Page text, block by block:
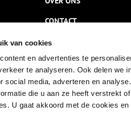
van cookies
en advertenties te
te analyseren. Ook delen we
social media, adverteren en
die u aan ze heeft verstrekt
U gaat akkoord met de cookies en
CONTACT
NIEUWSBRIEF
DISCLAIMER
PRIVACY
TOEGANKELIJKHEID